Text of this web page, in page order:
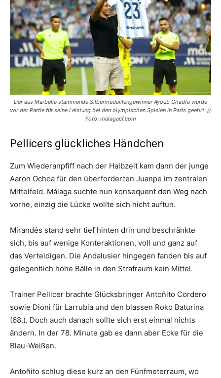
Der aus Marbella stammende Silbermedaillengewinner Ayoub Ghadfa wurde
vor der Partie für seine Leistung bei den olympischen Spielen in Paris geehrt. //
Foto: malagacf.com
Pellicers glückliches Händchen
Zum Wiederanpfiff nach der Halbzeit kam dann der junge
Aaron Ochoa für den überforderten Juanpe im zentralen
Mittelfeld. Málaga suchte nun konsequent den Weg nach
vorne, einzig die Lücke wollte sich nicht auftun.
Mirandés stand sehr tief hinten drin und beschränkte
sich, bis auf wenige Konteraktionen, voll und ganz auf
das Verteidigen. Die Andalusier hingegen fanden bis auf
gelegentlich hohe Bälle in den Strafraum kein Mittel.
Trainer Pellicer brachte Glücksbringer Antoñito Cordero
sowie Dioni für Larrubia und den blassen Roko Baturina
(68.). Doch auch danach sollte sich erst einmal nichts
ändern. In der 78. Minute gab es dann aber Ecke für die
Blau-Weißen.
Antoñito schlug diese kurz an den Fünfmeterraum, wo